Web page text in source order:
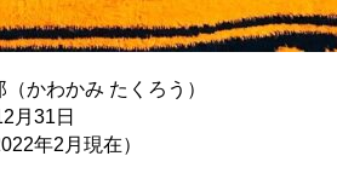
（かわかみ たくろう）
月31日
年2月現在）